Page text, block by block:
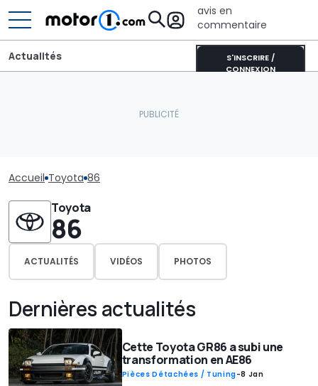
avis en
commentaire
S'INSCRIRE /
CONNEXION
Actualités
Accueil Toyota 86
Toyota
86
ACTUALITÉS VIDÉOS PHOTOS
Dernières actualités
Cette Toyota GR86 a subi une
transformation en AE86
Pièces Détachées / Tuning-8 Jan